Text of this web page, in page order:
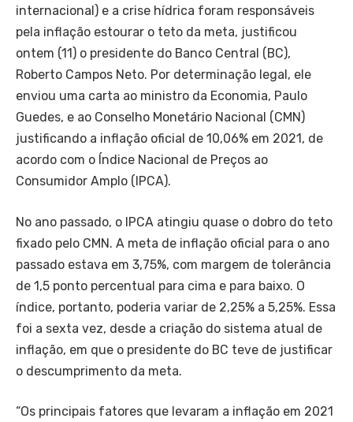
internacional) e a crise hídrica foram responsáveis
pela inflação estourar o teto da meta, justificou
ontem (11) o presidente do Banco Central (BC),
Roberto Campos Neto. Por determinação legal, ele
enviou uma carta ao ministro da Economia, Paulo
Guedes, e ao Conselho Monetário Nacional (CMN)
justificando a inflação oficial de 10,06% em 2021, de
acordo com o Índice Nacional de Preços ao
Consumidor Amplo (IPCA).
No ano passado, o IPCA atingiu quase o dobro do teto
fixado pelo CMN. A meta de inflação oficial para o ano
passado estava em 3,75%, com margem de tolerância
de 1,5 ponto percentual para cima e para baixo. O
índice, portanto, poderia variar de 2,25% a 5,25%. Essa
foi a sexta vez, desde a criação do sistema atual de
inflação, em que o presidente do BC teve de justificar
o descumprimento da meta.
“Os principais fatores que levaram a inflação em 2021